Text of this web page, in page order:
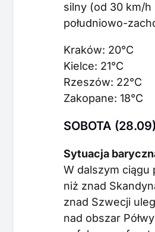
silny (od 30 km/
południowo-
Kraków: 20°C
Kielce: 21°C
Rzeszów: 22°C
Zakopane: 18°C
SOBOTA (28.09)
Sytuacja
W dalszym ciągu
niż znad
znad Szwecji
nad obszar